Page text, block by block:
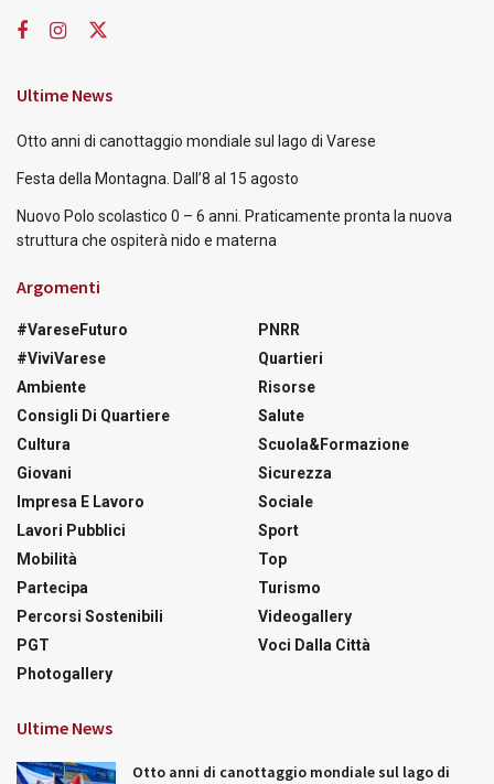
Ultime News
Otto anni di canottaggio mondiale sul lago di Varese
Festa della Montagna. Dall’8 al 15 agosto
Nuovo Polo scolastico 0 – 6 anni. Praticamente pronta la nuova
struttura che ospiterà nido e materna
Argomenti
#VareseFuturo
#ViviVarese
Ambiente
Consigli Di Quartiere
Cultura
Giovani
Impresa E Lavoro
Lavori Pubblici
Mobilità
Partecipa
Percorsi Sostenibili
PGT
Photogallery
PNRR
Quartieri
Risorse
Salute
Scuola&Formazione
Sicurezza
Sociale
Sport
Top
Turismo
Videogallery
Voci Dalla Città
Ultime News
Otto anni di canottaggio mondiale sul lago di